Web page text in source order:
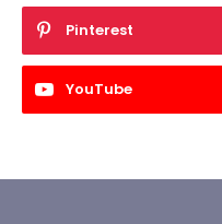
Pinterest
YouTube